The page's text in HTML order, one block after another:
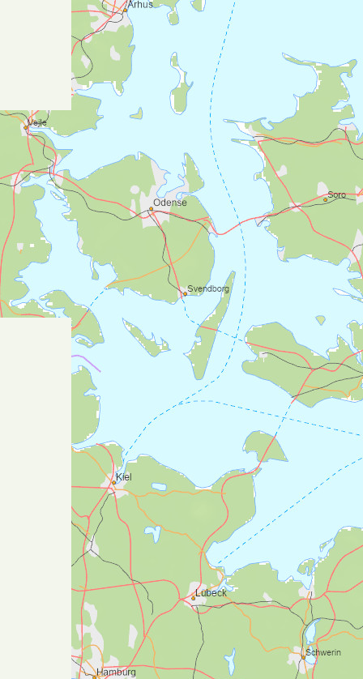
også ei litasælehusmed 2 brisker. en god
rasteplass, men ikke anbefalt for
overnatting. Fra toppen bærer det nedover
gjennom skogen til Rødde.
Overnatting ved Rødde /
Tiller:
Oppigård Havdal
Birgittaklosteret | Tiller(+7 km forbi
Rødde)
Dag 9: (18 km) Rødde -
Trondheim
Dagen starter i en asfaltert motbakke før
man går av på grusvei etter en
rundkjøring. Herifra går leden stort sett på
grusvei og sti gjennom kulturlandskap ned
til Nidelven. Deretter følger siste stykke av
østerdalsleden Nidelven. Underveis vil
pilegrimen nå Øvre og Nedre Leirfoss.
Gamle kraftverk, som har forsynt
trondheimsregionen med elektrisitet. Fra